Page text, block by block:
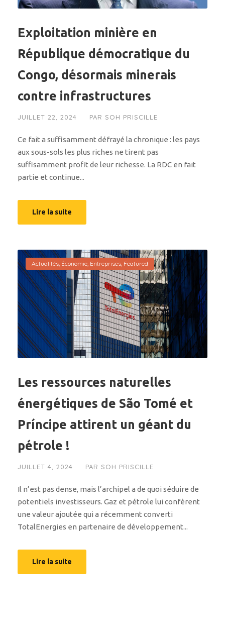
Exploitation minière en
République démocratique du
Congo, désormais minerais
contre infrastructures
JUILLET 22, 2024 PAR SOH PRISCILLE
Ce fait a suffisamment défrayé la chronique : les pays
aux sous-sols les plus riches ne tirent pas
suffisamment profit de leur richesse. La RDC en fait
partie et continue...
Lire la suite
Actualités, Économie, Entreprises, Featured
Les ressources naturelles
énergétiques de São Tomé et
Príncipe attirent un géant du
pétrole !
JUILLET 4, 2024 PAR SOH PRISCILLE
Il n’est pas dense, mais l’archipel a de quoi séduire de
potentiels investisseurs. Gaz et pétrole lui confèrent
une valeur ajoutée qui a récemment converti
TotalEnergies en partenaire de développement...
Lire la suite